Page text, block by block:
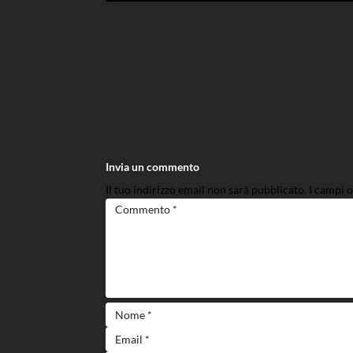
Invia un commento
Il tuo indirizzo email non sarà pubblicato. I campi